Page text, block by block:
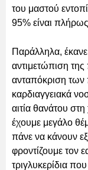
του μαστού
95% είναι
Παράλληλα,
αντιμετώπιση της
ανταπόκριση των
καρδιαγγειακά
αιτία θανάτου
έχουμε μεγάλο
πάνε να κάνουν
φροντίζουμε τον
τριγλυκερίδια